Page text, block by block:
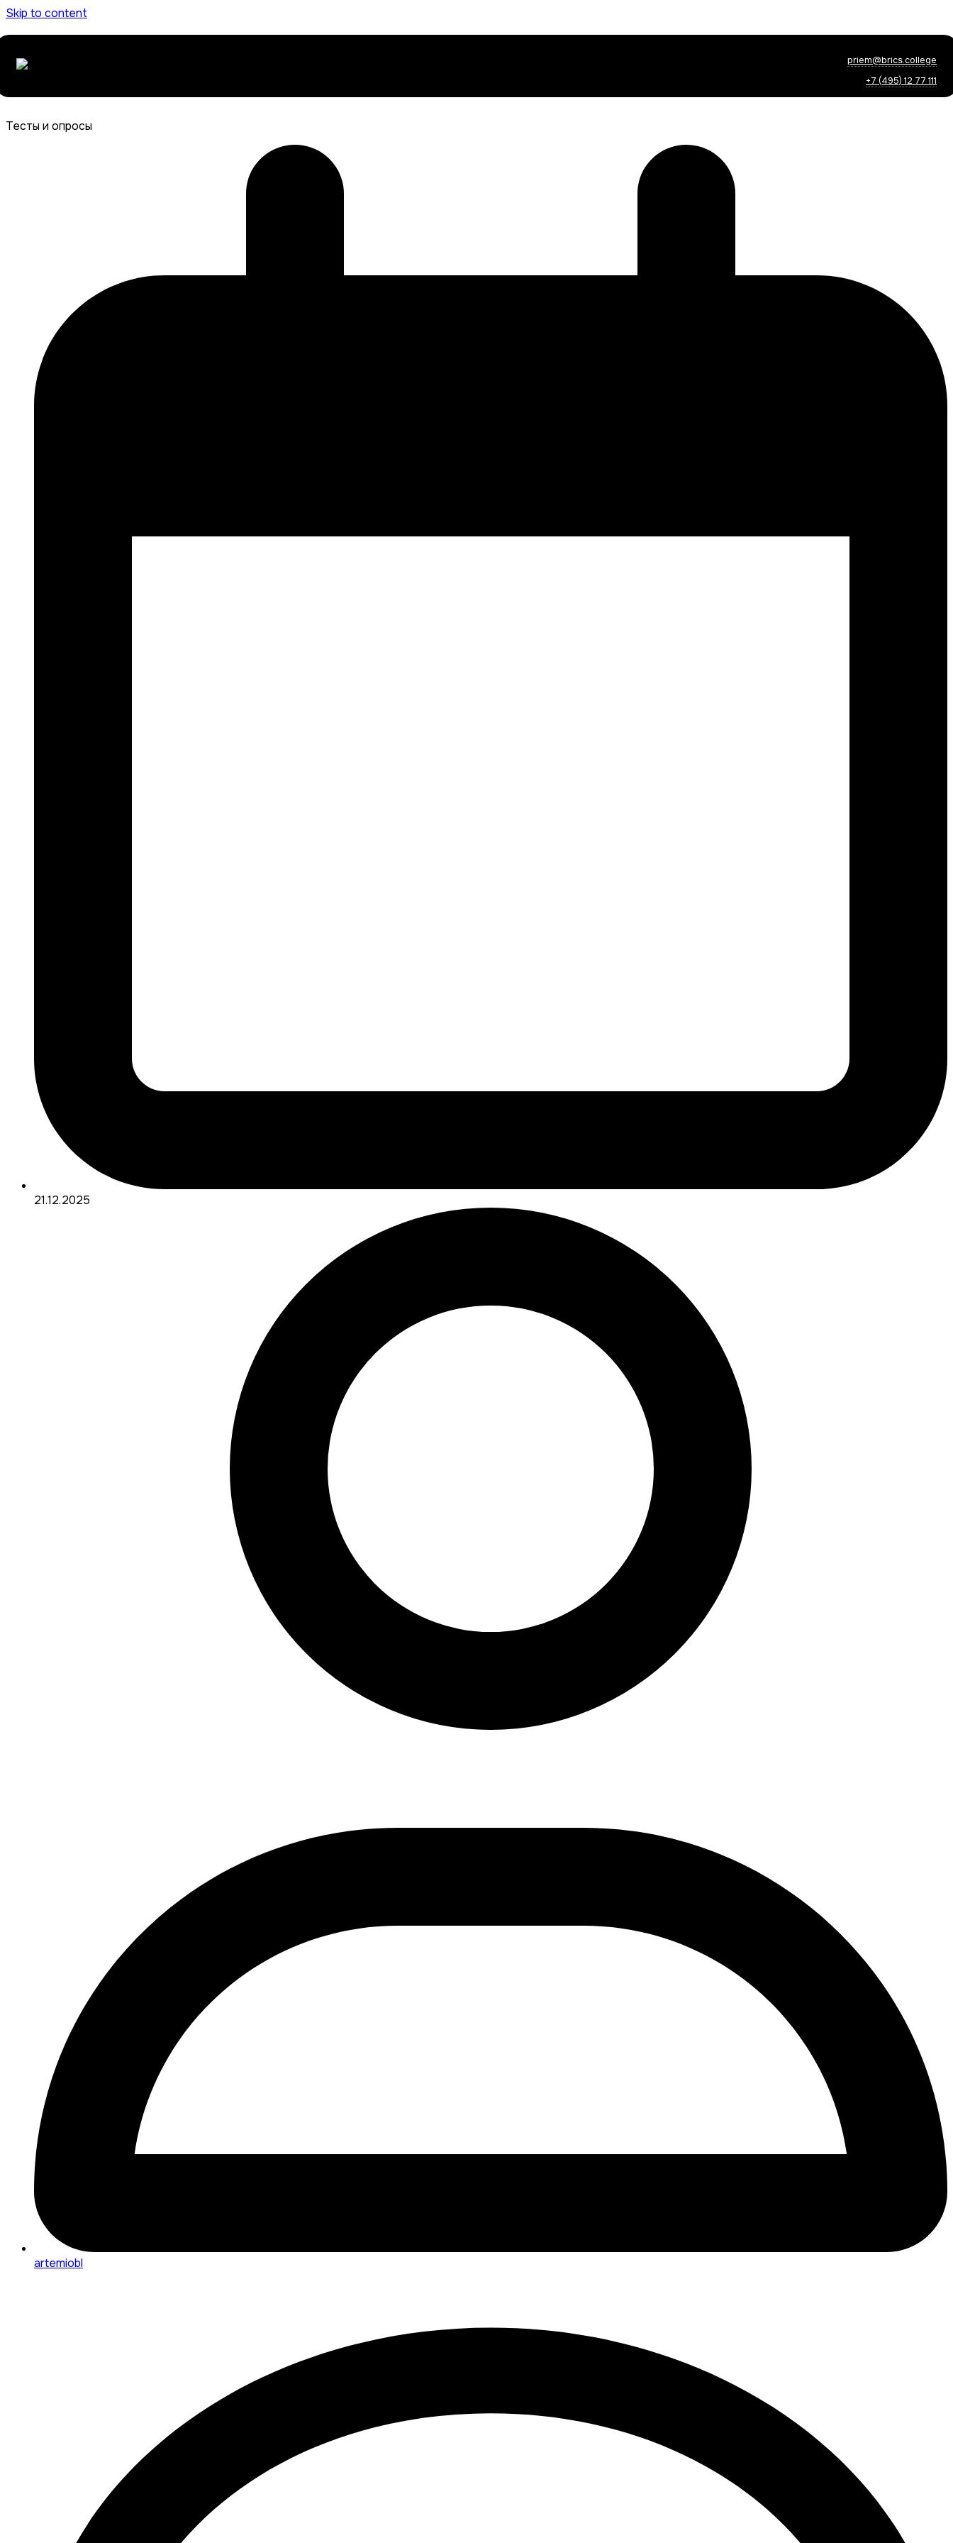
Skip to content
priem@brics.college
+7 (495) 12 77 111
Тесты и опросы
21.12.2025
artemiobl